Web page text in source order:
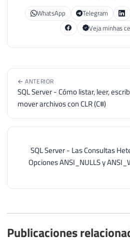
WhatsApp
Telegram
Veja minhas
← ANTERIOR
SQL Server - Cómo listar, leer,
mover archivos con CLR (C#)
SQL Server - Las Consultas
Opciones ANSI_NULLS y
Publicaciones